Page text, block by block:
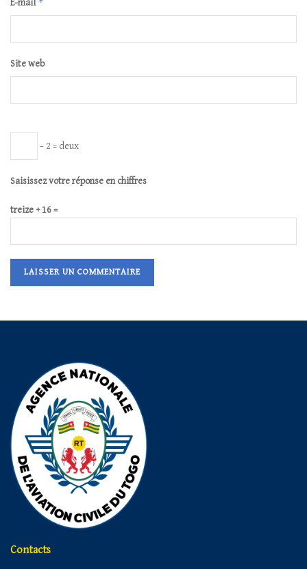
E-mail
Site web
− 2 = deux
Saisissez votre réponse en chiffres
treize + 16 =
Contacts